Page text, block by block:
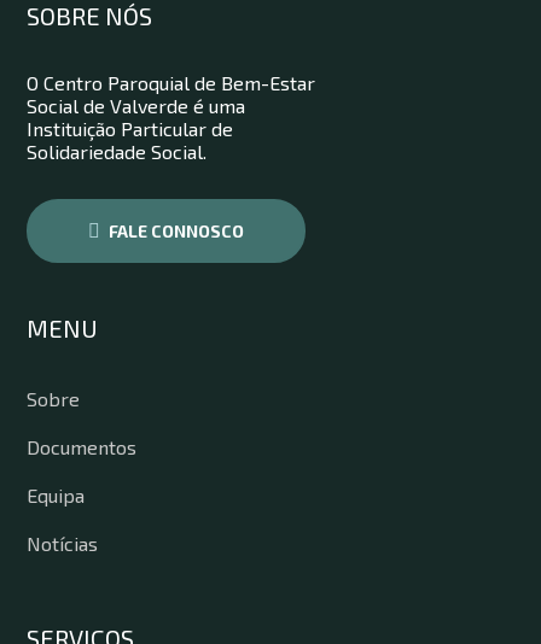
SOBRE NÓS
O Centro Paroquial de Bem-Estar
Social de Valverde é uma
Instituição Particular de
Solidariedade Social.
FALE CONNOSCO
MENU
Sobre
Documentos
Equipa
Notícias
SERVIÇOS